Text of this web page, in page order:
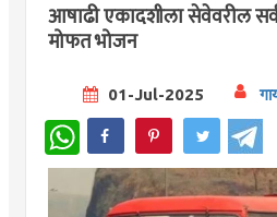
आषाढी एकादशीला सेवेवरील
मोफत भोजन
01-Jul-2025
WhatsApp